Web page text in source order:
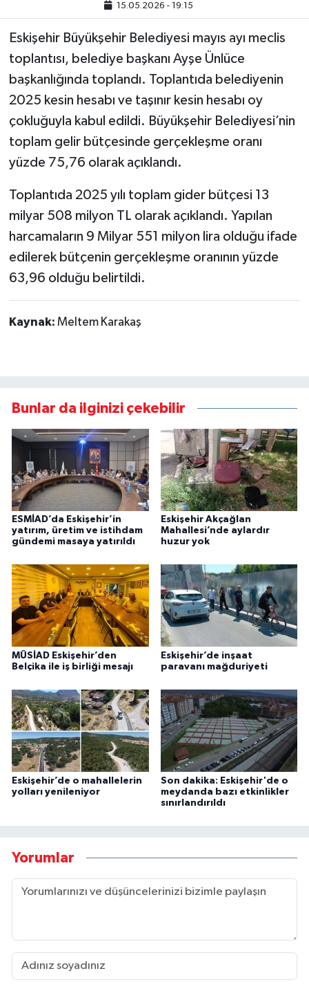
15.05.2026 - 19:15
Eskişehir Büyükşehir Belediyesi mayıs ayı meclis
toplantısı, belediye başkanı Ayşe Ünlüce
başkanlığında toplandı. Toplantıda belediyenin
2025 kesin hesabı ve taşınır kesin hesabı oy
çokluğuyla kabul edildi. Büyükşehir Belediyesi’nin
toplam gelir bütçesinde gerçekleşme oranı
yüzde 75,76 olarak açıklandı.
Toplantıda 2025 yılı toplam gider bütçesi 13
milyar 508 milyon TL olarak açıklandı. Yapılan
harcamaların 9 Milyar 551 milyon lira olduğu ifade
edilerek bütçenin gerçekleşme oranının yüzde
63,96 olduğu belirtildi.
Kaynak: Meltem Karakaş
Bunlar da ilginizi çekebilir
ESMİAD’da Eskişehir’in
yatırım, üretim ve istihdam
gündemi masaya yatırıldı
Eskişehir Akçağlan
Mahallesi’nde aylardır
huzur yok
MÜSİAD Eskişehir’den
Belçika ile iş birliği mesajı
Eskişehir’de inşaat
paravanı mağduriyeti
Eskişehir’de o mahallelerin
yolları yenileniyor
Son dakika: Eskişehir'de o
meydanda bazı etkinlikler
sınırlandırıldı
Yorumlar